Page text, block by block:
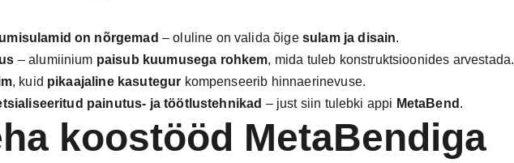
on nõrgemad – oluline on valida õige sulam ja disain.
– alumiinium paisub kuumusega rohkem, mida tuleb konstruktsioonides arvestada.
, kuid pikaajaline kasutegur kompenseerib hinnaerinevuse.
painutus- ja töötlustehnikad – just siin tulebki appi MetaBend .
koostööd MetaBendiga